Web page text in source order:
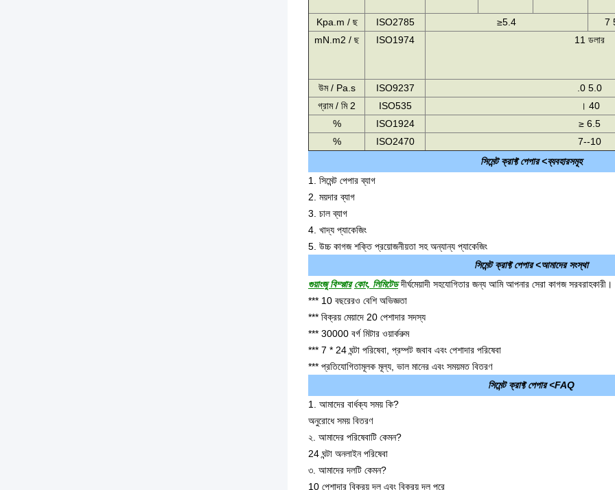
Kpa.m / ছ ISO2785 ≥5.4 7
mN.m2 / ছ
ISO1974 11 ডলার
উম / Pa.s ISO9237 .0 5.0
গ্রাম / মি 2
ISO535 । 40
%
ISO1924 ≥ 6.5
%
ISO2470
7--10
সিমেন্ট ক্রাফ্ট পেপার <ব্যবহারসমূহ
1. সিমেন্ট পেপার ব্যাগ
2. ময়দার ব্যাগ
3. চাল ব্যাগ
4. খাদ্য প্যাকেজিং
5. উচ্চ কাগজ শক্তি প্রয়োজনীয়তা সহ অন্যান্য প্যাকেজিং
সিমেন্ট ক্রাফ্ট পেপার <আমাদের সংস্থা
গুয়াংজু বিম্প্পার কোং, লিমিটেড দীর্ঘমেয়াদী সহযোগিতার জন্য আমি আপনার সেরা কাগজ সরবরাহকারী।
*** 10 বছরেরও বেশি অভিজ্ঞতা
*** বিক্রয় মেয়াদে 20 পেশাদার সদস্য
*** 30000 বর্গ মিটার ওয়ার্করুম
*** 7 * 24 ঘন্টা পরিষেবা, প্রম্পট জবাব এবং পেশাদার পরিষেবা
*** প্রতিযোগিতামূলক মূল্য, ভাল মানের এবং সময়মত বিতরণ
সিমেন্ট ক্রাফ্ট পেপার <FAQ
1. আমাদের বার্ধক্য সময় কি?
অনুরোধে সময় বিতরণ
২. আমাদের পরিষেবাটি কেমন?
24 ঘন্টা অনলাইন পরিষেবা
৩. আমাদের দলটি কেমন?
10 পেশাদার বিক্রয় দল এবং বিক্রয় দল পরে